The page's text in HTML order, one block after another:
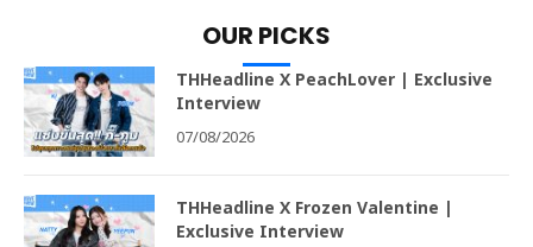
OUR PICKS
THHeadline X PeachLover | Exclusive
Interview
07/08/2026
THHeadline X Frozen Valentine |
Exclusive Interview